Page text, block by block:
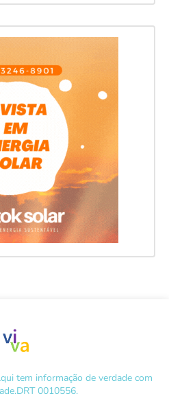
tem informação de verdade com
0010556.